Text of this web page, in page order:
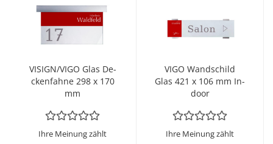
VI­SIGN/VIGO Glas De­
cken­fah­ne 298 x 170
mm
Ihre Meinung zählt
VIGO Wand­schild
Glas 421 x 106 mm In­
door
Ihre Meinung zählt